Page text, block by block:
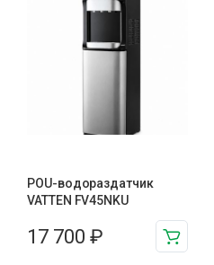
POU-водораздатчик
VATTEN FV45NKU
17 700 ₽